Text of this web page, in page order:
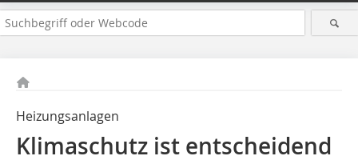
Heizungsanlagen
Klimaschutz ist entscheidend